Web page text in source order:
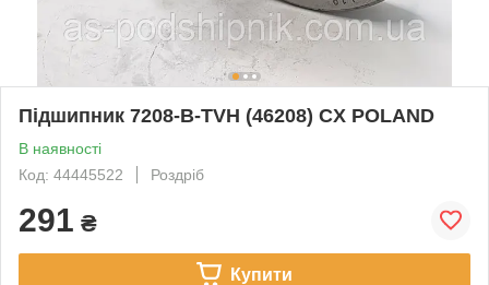
Підшипник 7208-B-TVH (46208) CX POLAND
В наявності
Код: 44445522
Роздріб
291 ₴
Купити